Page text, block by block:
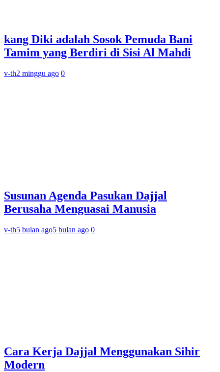
kang Diki adalah Sosok Pemuda Bani
Tamim yang Berdiri di Sisi Al Mahdi
v-th2 minggu ago 0
Susunan Agenda Pasukan Dajjal
Berusaha Menguasai Manusia
v-th5 bulan ago5 bulan ago 0
Cara Kerja Dajjal Menggunakan Sihir
Modern